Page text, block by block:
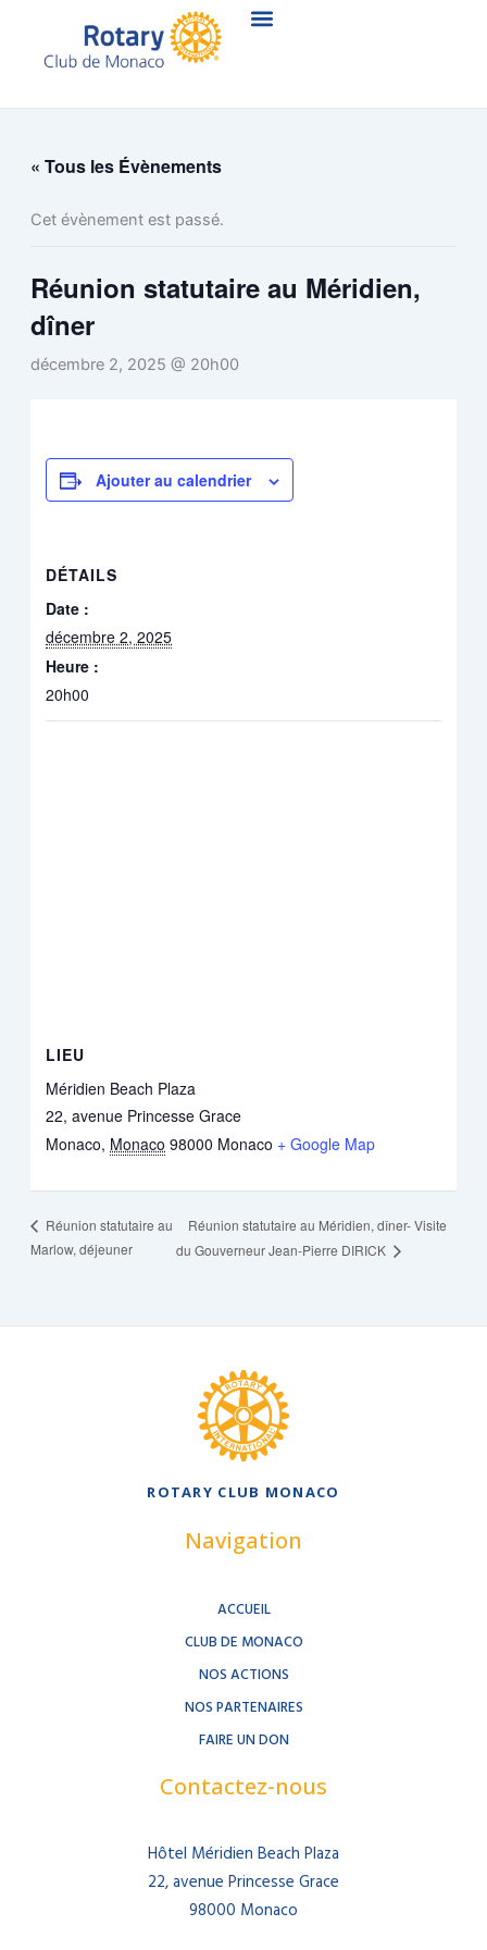
contenu
« Tous les Évènements
Cet évènement est passé.
Réunion statutaire au Méridien,
dîner
décembre 2, 2025 @ 20h00
Ajouter au calendrier
DÉTAILS
Date :
décembre 2, 2025
Heure :
20h00
LIEU
Méridien Beach Plaza
22, avenue Princesse Grace
Monaco, Monaco 98000 Monaco + Google Map
Réunion statutaire au
Marlow, déjeuner
Réunion statutaire au Méridien, dîner- Visite
du Gouverneur Jean-Pierre DIRICK
ROTARY CLUB MONACO
Navigation
ACCUEIL
CLUB DE MONACO
NOS ACTIONS
NOS PARTENAIRES
FAIRE UN DON
Contactez-nous
Hôtel Méridien Beach Plaza
22, avenue Princesse Grace
98000 Monaco